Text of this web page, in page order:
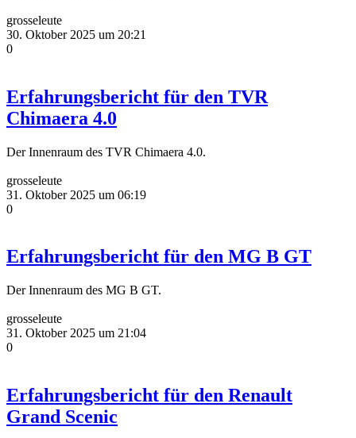
grosseleute
30. Oktober 2025 um 20:21
0
Erfahrungsbericht für den TVR
Chimaera 4.0
Der Innenraum des TVR Chimaera 4.0.
grosseleute
31. Oktober 2025 um 06:19
0
Erfahrungsbericht für den MG B GT
Der Innenraum des MG B GT.
grosseleute
31. Oktober 2025 um 21:04
0
Erfahrungsbericht für den Renault
Grand Scenic